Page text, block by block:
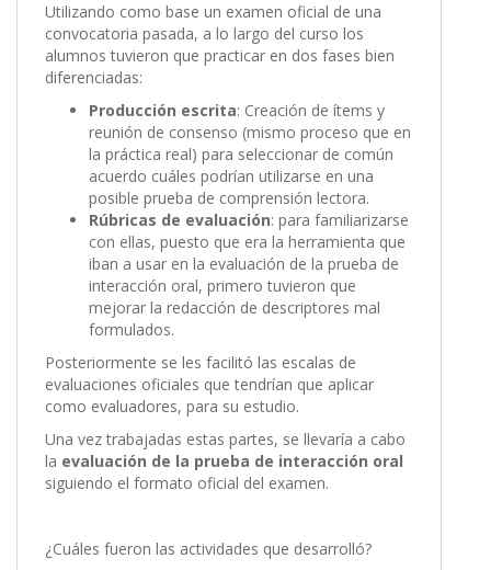
Utilizando como base un examen oficial de una
convocatoria pasada, a lo largo del curso los
alumnos tuvieron que practicar en dos fases bien
diferenciadas:
Producción escrita: Creación de ítems y
reunión de consenso (mismo proceso que en
la práctica real) para seleccionar de común
acuerdo cuáles podrían utilizarse en una
posible prueba de comprensión lectora.
Rúbricas de evaluación: para familiarizarse
con ellas, puesto que era la herramienta que
iban a usar en la evaluación de la prueba de
interacción oral, primero tuvieron que
mejorar la redacción de descriptores mal
formulados.
Posteriormente se les facilitó las escalas de
evaluaciones oficiales que tendrían que aplicar
como evaluadores, para su estudio.
Una vez trabajadas estas partes, se llevaría a cabo
la evaluación de la prueba de interacción oral
siguiendo el formato oficial del examen.
¿Cuáles fueron las actividades que desarrolló?